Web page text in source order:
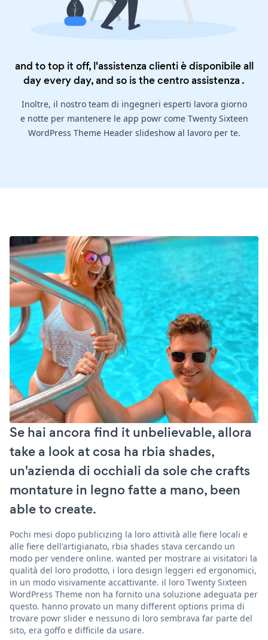
and to top it off, l'assistenza clienti è disponibile all
day every day, and so is thecentro assistenza .
Inoltre, il nostro team di ingegneri esperti lavora giorno
e notte per mantenere le app powr come Twenty Sixteen
WordPress Theme Header slideshow al lavoro per te.
Se hai ancora find it unbelievable, allora
take a look at cosa ha rbia shades,
un'azienda di occhiali da sole che crafts
montature in legno fatte a mano, been
able to create.
Pochi mesi dopo publicizing la loro attività alle fiere locali e
alle fiere dell'artigianato, rbia shades stava cercando un
modo per vendere online. wanted per mostrare ai visitatori la
qualità del loro prodotto, i loro design leggeri ed ergonomici,
in un modo visivamente accattivante. il loro Twenty Sixteen
WordPress Theme non ha fornito una soluzione adeguata per
questo. hanno provato un many different options prima di
trovare powr slider e nessuno di loro sembrava far parte del
sito, era goffo e difficile da usare.